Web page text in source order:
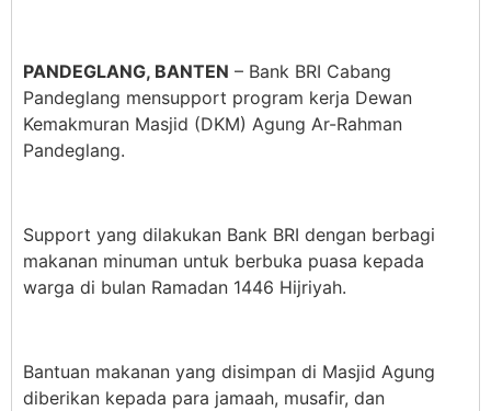
PANDEGLANG, BANTEN – Bank BRI Cabang
Pandeglang mensupport program kerja Dewan
Kemakmuran Masjid (DKM) Agung Ar-Rahman
Pandeglang.
Support yang dilakukan Bank BRI dengan berbagi
makanan minuman untuk berbuka puasa kepada
warga di bulan Ramadan 1446 Hijriyah.
Bantuan makanan yang disimpan di Masjid Agung
diberikan kepada para jamaah, musafir, dan